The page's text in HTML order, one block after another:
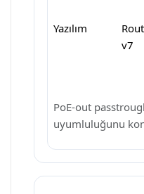
Yazılım
v7
PoE-out
uyumluluğunu